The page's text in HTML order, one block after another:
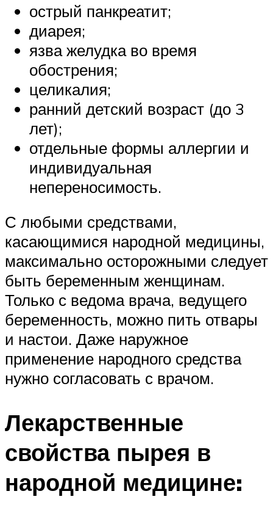
острый панкреатит;
диарея;
язва желудка во время
обострения;
целикалия;
ранний детский возраст (до 3
лет);
отдельные формы аллергии и
индивидуальная
непереносимость.
С любыми средствами,
касающимися народной медицины,
максимально осторожными следует
быть беременным женщинам.
Только с ведома врача, ведущего
беременность, можно пить отвары
и настои. Даже наружное
применение народного средства
нужно согласовать с врачом.
Лекарственные
свойства пырея в
народной медицине: